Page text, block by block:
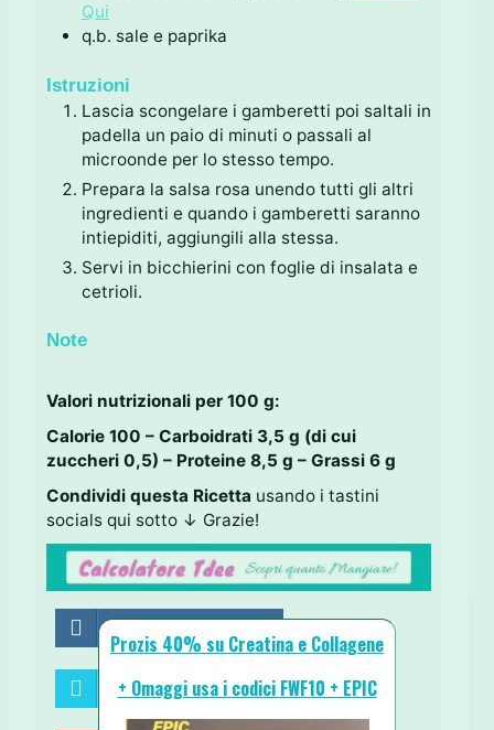
Qui
q.b. sale e paprika
Istruzioni
Lascia scongelare i gamberetti poi saltali in
padella un paio di minuti o passali al
microonde per lo stesso tempo.
Prepara la salsa rosa unendo tutti gli altri
ingredienti e quando i gamberetti saranno
intiepiditi, aggiungili alla stessa.
Servi in bicchierini con foglie di insalata e
cetrioli.
Note
Valori nutrizionali per 100 g:
Calorie 100 – Carboidrati 3,5 g (di cui
zuccheri 0,5) – Proteine 8,5 g – Grassi 6 g
Condividi questa Ricetta usando i tastini
socials qui sotto ↓ Grazie!
Share on Facebook
Share on Twitter
Prozis 40% su Creatina e Collagene
+ Omaggi usa i codici FWF10 + EPIC